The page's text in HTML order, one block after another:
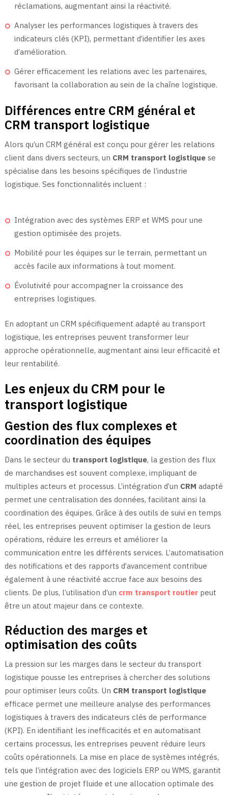
réclamations, augmentant ainsi la réactivité.
Analyser les performances logistiques à travers des
indicateurs clés (KPI), permettant d’identifier les axes
d’amélioration.
Gérer efficacement les relations avec les partenaires,
favorisant la collaboration au sein de la chaîne logistique.
Différences entre CRM général et
CRM transport logistique
Alors qu’un CRM général est conçu pour gérer les relations
client dans divers secteurs, un CRM transport logistiquese
spécialise dans les besoins spécifiques de l’industrie
logistique. Ses fonctionnalités incluent :
Intégration avec des systèmes ERP et WMS pour une
gestion optimisée des projets.
Mobilité pour les équipes sur le terrain, permettant un
accès facile aux informations à tout moment.
Évolutivité pour accompagner la croissance des
entreprises logistiques.
En adoptant un CRM spécifiquement adapté au transport
logistique, les entreprises peuvent transformer leur
approche opérationnelle, augmentant ainsi leur efficacité et
leur rentabilité.
Les enjeux du CRM pour le
transport logistique
Gestion des flux complexes et
coordination des équipes
Dans le secteur du transport logistique, la gestion des flux
de marchandises est souvent complexe, impliquant de
multiples acteurs et processus. L’intégration d’un CRM adapté
permet une centralisation des données, facilitant ainsi la
coordination des équipes. Grâce à des outils de suivi en temps
réel, les entreprises peuvent optimiser la gestion de leurs
opérations, réduire les erreurs et améliorer la
communication entre les différents services. L’automatisation
des notifications et des rapports d’avancement contribue
également à une réactivité accrue face aux besoins des
clients. De plus, l’utilisation d’un crm transport routierpeut
être un atout majeur dans ce contexte.
Réduction des marges et
optimisation des coûts
La pression sur les marges dans le secteur du transport
logistique pousse les entreprises à chercher des solutions
pour optimiser leurs coûts. Un CRM transport logistique
efficace permet une meilleure analyse des performances
logistiques à travers des indicateurs clés de performance
(KPI). En identifiant les inefficacités et en automatisant
certains processus, les entreprises peuvent réduire leurs
coûts opérationnels. La mise en place de systèmes intégrés,
tels que l’intégration avec des logiciels ERP ou WMS, garantit
une gestion de projet fluide et une allocation optimale des